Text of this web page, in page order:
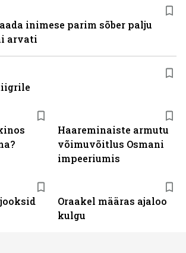
Haareminaiste armutu
võimuvõitlus Osmani
impeeriumis
Oraakel määras ajaloo
kulgu
inimese parim sõber palju
arvati